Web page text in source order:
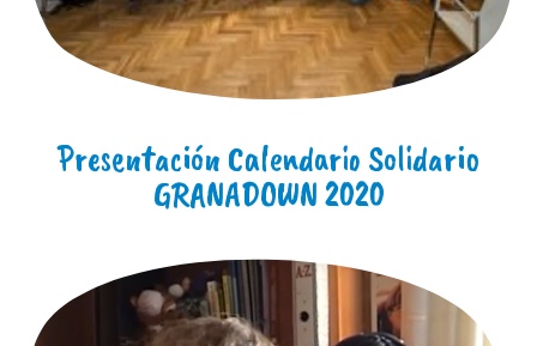
Presentación Calendario Solidario
GRANADOWN 2020